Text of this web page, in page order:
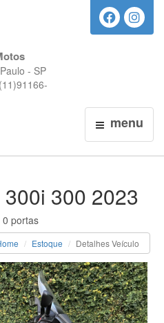
- SP
menu
300 2023
portas
Estoque Detalhes Veículo